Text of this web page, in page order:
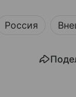
Россия